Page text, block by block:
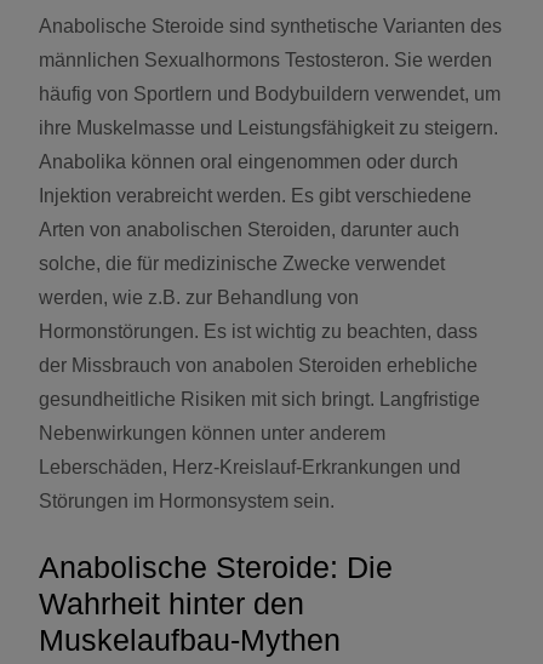
Anabolische Steroide sind synthetische Varianten des
männlichen Sexualhormons Testosteron. Sie werden
häufig von Sportlern und Bodybuildern verwendet, um
ihre Muskelmasse und Leistungsfähigkeit zu steigern.
Anabolika können oral eingenommen oder durch
Injektion verabreicht werden. Es gibt verschiedene
Arten von anabolischen Steroiden, darunter auch
solche, die für medizinische Zwecke verwendet
werden, wie z.B. zur Behandlung von
Hormonstörungen. Es ist wichtig zu beachten, dass
der Missbrauch von anabolen Steroiden erhebliche
gesundheitliche Risiken mit sich bringt. Langfristige
Nebenwirkungen können unter anderem
Leberschäden, Herz-Kreislauf-Erkrankungen und
Störungen im Hormonsystem sein.
Anabolische Steroide: Die
Wahrheit hinter den
Muskelaufbau-Mythen